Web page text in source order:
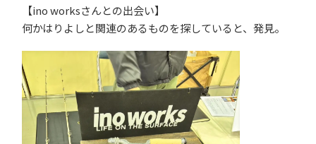
【ino worksさんとの出会い】
何かはりよしと関連のあるものを探していると、発見。